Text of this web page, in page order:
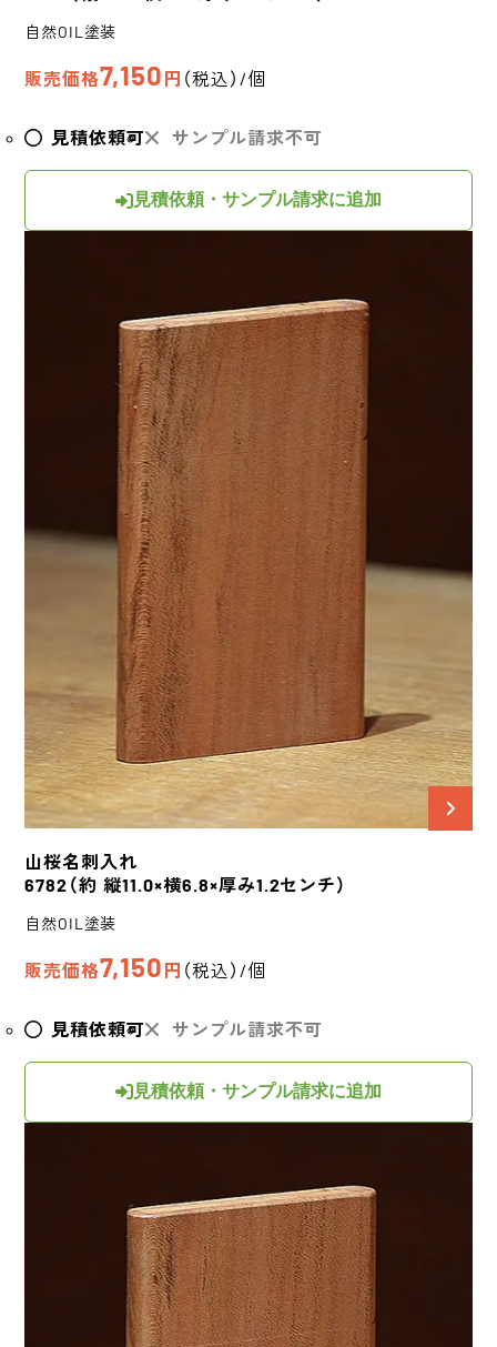
自然OIL塗装
販売価格7,150 円 （税込）/個
見積依頼可 サンプル請求不可
見積依頼・サンプル請求に追加
山桜名刺入れ
6782 （約 縦11.0×横6.8×厚み1.2センチ）
自然OIL塗装
販売価格7,150 円 （税込）/個
見積依頼可 サンプル請求不可
見積依頼・サンプル請求に追加